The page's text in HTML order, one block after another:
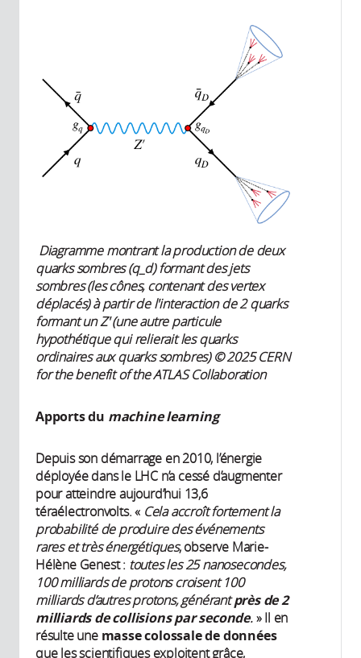
Diagramme montrant la production de deux
quarks sombres (q_d) formant des jets
sombres (les cônes, contenant des vertex
déplacés) à partir de l'interaction de 2 quarks
formant un Z' (une autre particule
hypothétique qui relierait les quarks
ordinaires aux quarks sombres) © 2025 CERN
for the benefit of the ATLAS Collaboration
Apports du machine learning
Depuis son démarrage en 2010, l’énergie
déployée dans le LHC n’a cessé d’augmenter
pour atteindre aujourd’hui 13,6
téraélectronvolts. « Cela accroît fortement la
probabilité de produire des événements
rares et très énergétiques, observe Marie-
Hélène Genest : toutes les 25 nanosecondes,
100 milliards de protons croisent 100
milliards d’autres protons, générantprès de 2
milliards de collisions par seconde.» Il en
résulte une masse colossale de données
que les scientifiques exploitent grâce,